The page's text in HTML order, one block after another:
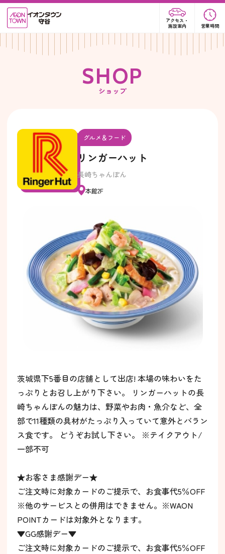
アクセス・
施設案内
営業時間
SHOP
ショップ
グルメ＆フード
リンガーハット
長崎ちゃんぽん
本館2F
茨城県下5番目の店舗として出店! 本場の味わいをた
っぷりとお召し上がり下さい。 リンガーハットの長
崎ちゃんぽんの魅力は、野菜やお肉・魚介など、全
部で11種類の具材がたっぷり入っていて意外とバラン
ス食です。 どうぞお試し下さい。 ※テイクアウト/
一部不可
★お客さま感謝デー★
ご注文時に対象カードのご提示で、お食事代5％OFF
※他のサービスとの併用はできません。※WAON
POINTカードは対象外となります。
▼GG感謝デー▼
ご注文時に対象カードのご提示で、お食事代5％OFF